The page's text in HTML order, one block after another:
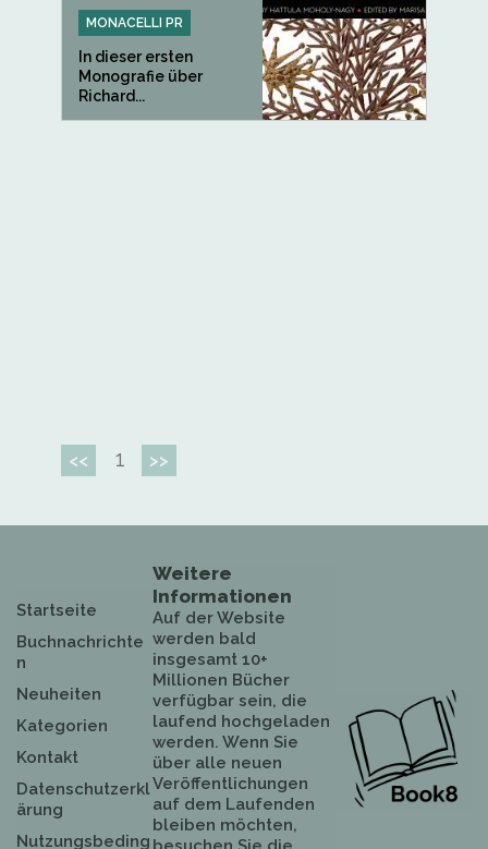
MONACELLI PR
In dieser ersten
Monografie über
Richard...
<< 1 >>
Startseite
Buchnachrichte
n
Neuheiten
Kategorien
Kontakt
Datenschutzerkl
ärung
Nutzungsbeding
Weitere
Informationen
Auf der Website
werden bald
insgesamt 10+
Millionen Bücher
verfügbar sein, die
laufend hochgeladen
werden. Wenn Sie
über alle neuen
Veröffentlichungen
auf dem Laufenden
bleiben möchten,